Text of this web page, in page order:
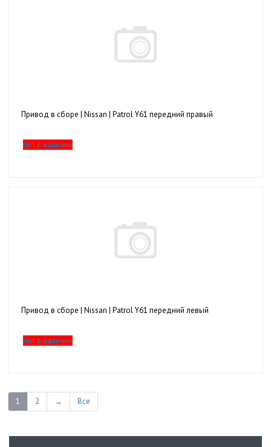
Привод в сборе | Nissan | Patrol Y61 передний правый
Нет в наличии
Привод в сборе | Nissan | Patrol Y61 передний левый
Нет в наличии
1 2 → Все